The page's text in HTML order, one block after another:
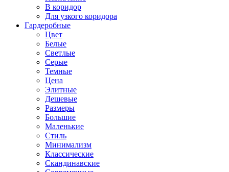
В коридор
Для узкого коридора
Гардеробные
Цвет
Белые
Светлые
Серые
Темные
Цена
Элитные
Дешевые
Размеры
Большие
Маленькие
Стиль
Минимализм
Классические
Скандинавские